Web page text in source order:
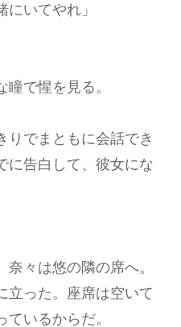
にいてやれ」
で惺を見る。
りでまともに会話でき
告白して、彼女にな
々は悠の隣の席へ。
った。座席は空いて
いるからだ。